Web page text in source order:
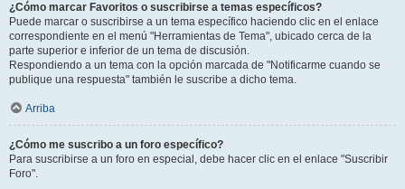
¿Cómo marcar Favoritos o suscribirse a temas específicos?
Puede marcar o suscribirse a un tema específico haciendo clic en el enlace
correspondiente en el menú "Herramientas de Tema", ubicado cerca de la
parte superior e inferior de un tema de discusión.
Respondiendo a un tema con la opción marcada de "Notificarme cuando se
publique una respuesta" también le suscribe a dicho tema.
Arriba
¿Cómo me suscribo a un foro específico?
Para suscribirse a un foro en especial, debe hacer clic en el enlace "Suscribir
Foro".